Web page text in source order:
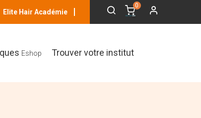
Elite Hair Académie
0
Eshop Trouver votre institut